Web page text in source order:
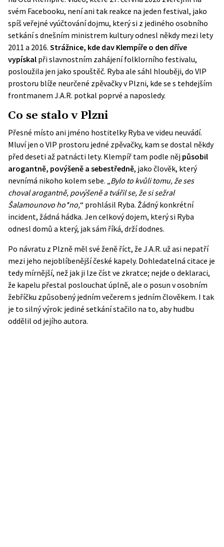
svém Facebooku, není ani tak reakce na jeden festival, jako
spíš veřejné vyúčtování dojmu, který si z jediného osobního
setkání s dnešním ministrem kultury odnesl někdy mezi lety
2011 a 2016. Strážnice, kde dav Klempíře o den dříve
vypískal při slavnostním zahájení folklorního festivalu,
posloužila jen jako spouštěč. Ryba ale sáhl hlouběji, do VIP
prostoru blíže neurčené zpěvačky v Plzni, kde se s tehdejším
frontmanem J.A.R. potkal poprvé a naposledy.
Co se stalo v Plzni
Přesné místo ani jméno hostitelky Ryba ve videu neuvádí.
Mluví jen o VIP prostoru jedné zpěvačky, kam se dostal někdy
před deseti až patnácti lety. Klempíř tam podle něj působil
arogantně, povýšeně a sebestředně, jako člověk, který
nevnímá nikoho kolem sebe. „Bylo to kvůli tomu, že ses
choval arogantně, povýšeně a tvářil se, že si sežral
Šalamounovo ho*no,“ prohlásil Ryba. Žádný konkrétní
incident, žádná hádka. Jen celkový dojem, který si Ryba
odnesl domů a který, jak sám říká, drží dodnes.
Po návratu z Plzně měl své ženě říct, že J.A.R. už asi nepatří
mezi jeho nejoblíbenější české kapely. Dohledatelná citace je
tedy mírnější, než jak ji lze číst ve zkratce; nejde o deklaraci,
že kapelu přestal poslouchat úplně, ale o posun v osobním
žebříčku způsobený jedním večerem s jedním člověkem. I tak
je to silný výrok: jediné setkání stačilo na to, aby hudbu
oddělil od jejího autora.